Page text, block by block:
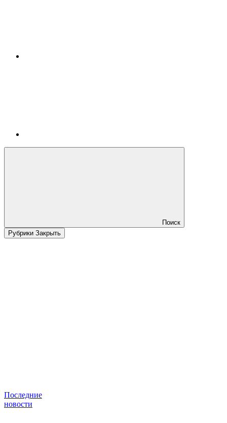
Поиск
Рубрики Закрыть
Последние
новости